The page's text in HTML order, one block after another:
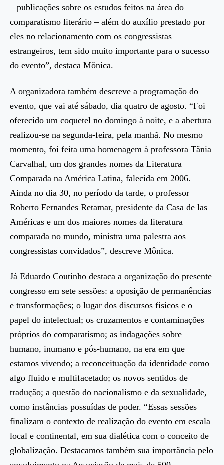
– publicações sobre os estudos feitos na área do
comparatismo literário – além do auxílio prestado por
eles no relacionamento com os congressistas
estrangeiros, tem sido muito importante para o sucesso
do evento”, destaca Mônica.
A organizadora também descreve a programação do
evento, que vai até sábado, dia quatro de agosto. “Foi
oferecido um coquetel no domingo à noite, e a abertura
realizou-se na segunda-feira, pela manhã. No mesmo
momento, foi feita uma homenagem à professora Tânia
Carvalhal, um dos grandes nomes da Literatura
Comparada na América Latina, falecida em 2006.
Ainda no dia 30, no período da tarde, o professor
Roberto Fernandes Retamar, presidente da Casa de las
Américas e um dos maiores nomes da literatura
comparada no mundo, ministra uma palestra aos
congressistas convidados”, descreve Mônica.
Já Eduardo Coutinho destaca a organização do presente
congresso em sete sessões: a oposição de permanências
e transformações; o lugar dos discursos físicos e o
papel do intelectual; os cruzamentos e contaminações
próprios do comparatismo; as indagações sobre
humano, inumano e pós-humano, na era em que
estamos vivendo; a reconceituação da identidade como
algo fluido e multifacetado; os novos sentidos de
tradução; a questão do nacionalismo e da sexualidade,
como instâncias possuídas de poder. “Essas sessões
finalizam o contexto de realização do evento em escala
local e continental, em sua dialética com o conceito de
globalização. Destacamos também sua importância pelo